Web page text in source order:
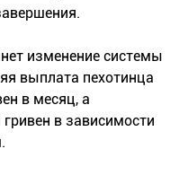
изменение системы
выплата пехотинца
в месяц, а
в зависимости